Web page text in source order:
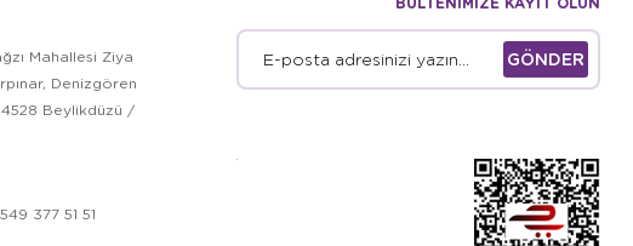
Mahallesi Ziya
Denizgören
Beylikdüzü /
377 51 51
GÖNDER